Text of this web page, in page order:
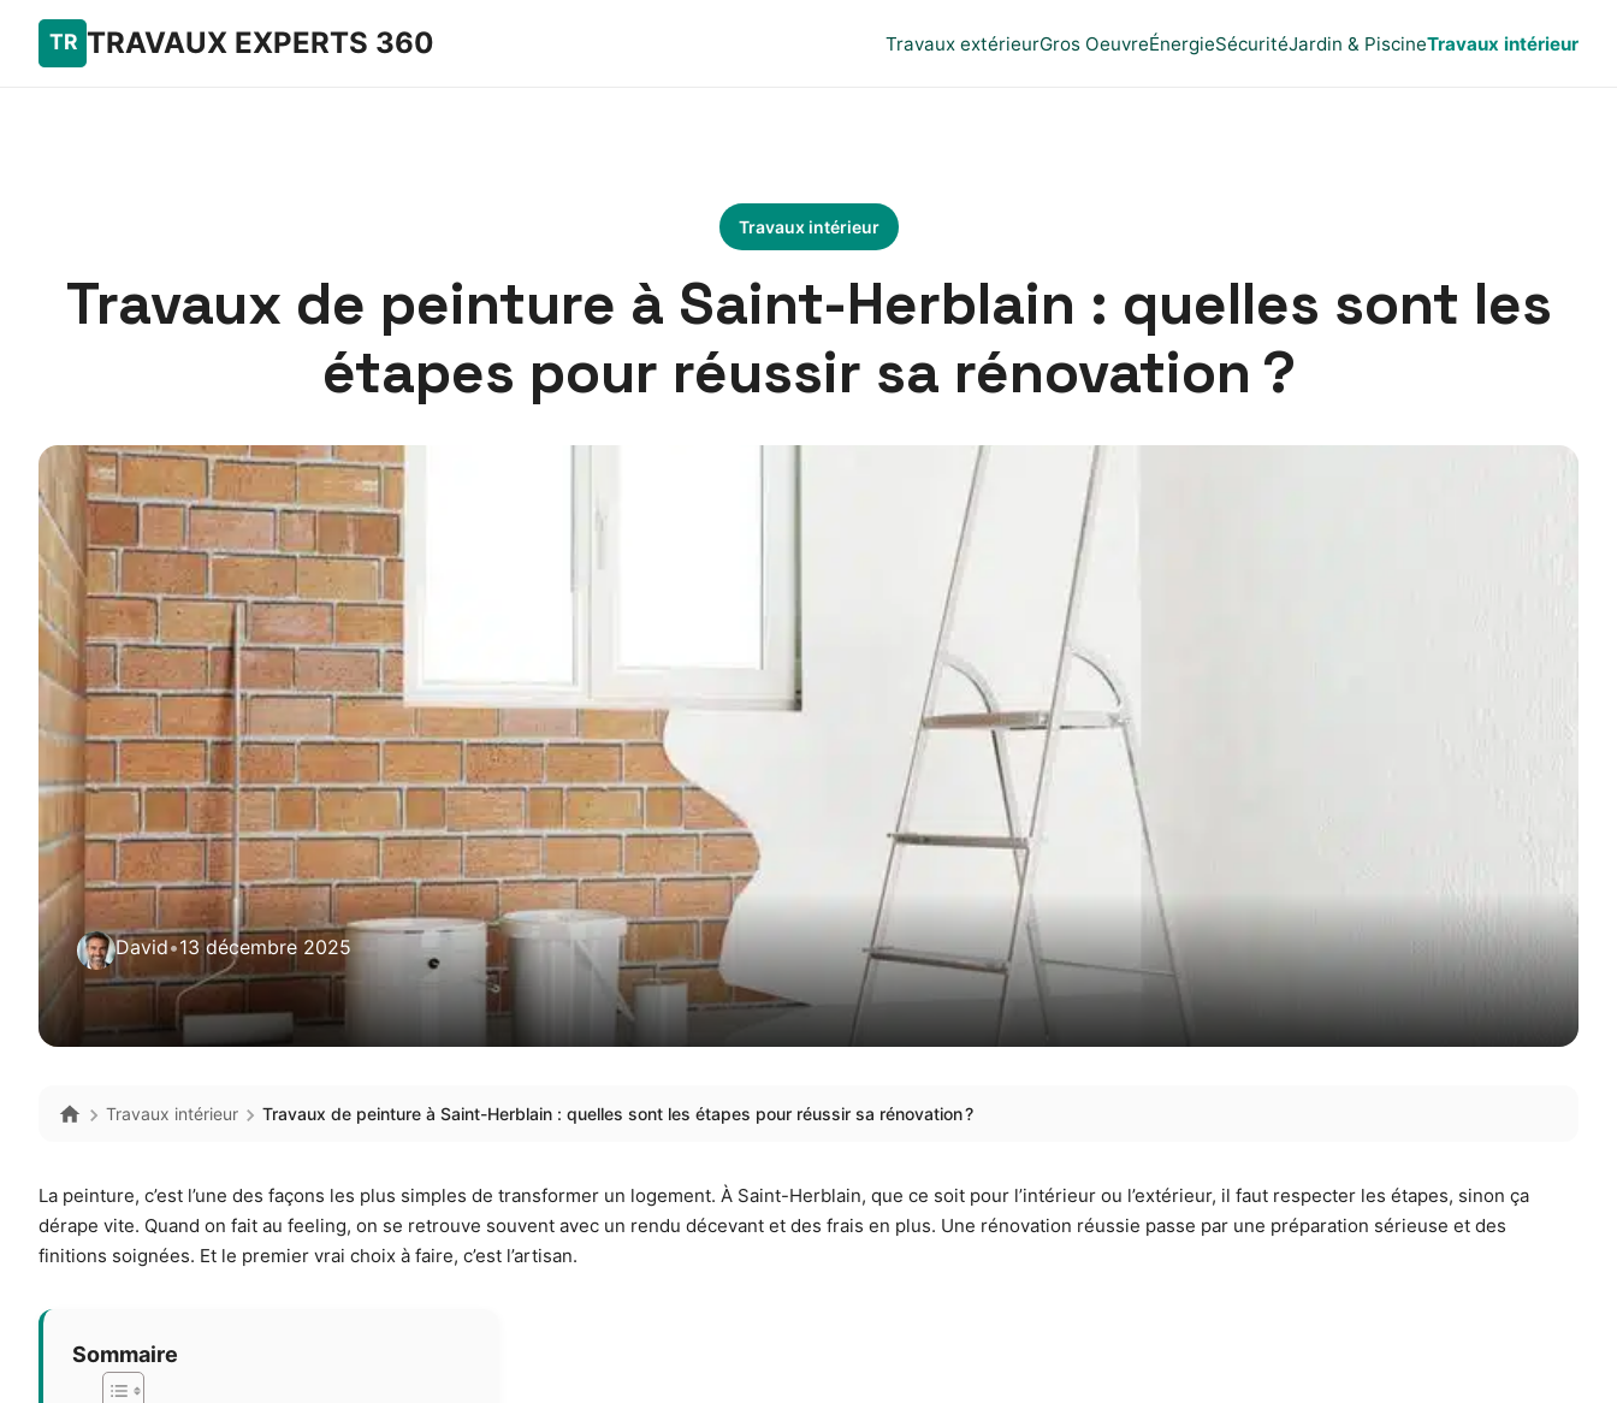
TRAVAUX EXPERTS 360 Travaux extérieurGros OeuvreÉnergieSécuritéJardin & PiscineTravaux intérieur
Travaux intérieur
Travaux de peinture à Saint-Herblain : quelles sont les
étapes pour réussir sa rénovation ?
David•13 décembre 2025
Travaux intérieur Travaux de peinture à Saint-Herblain : quelles sont les étapes pour réussir sa rénovation ?
La peinture, c’est l’une des façons les plus simples de transformer un logement. À Saint-Herblain, que ce soit pour l’intérieur ou l’extérieur, il faut respecter les étapes, sinon ça
dérape vite. Quand on fait au feeling, on se retrouve souvent avec un rendu décevant et des frais en plus. Une rénovation réussie passe par une préparation sérieuse et des
finitions soignées. Et le premier vrai choix à faire, c’est l’artisan.
Sommaire